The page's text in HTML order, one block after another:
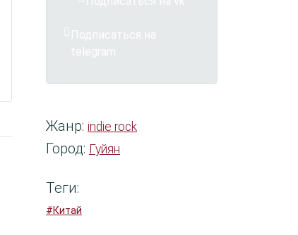
Подписаться на
telegram
Жанр: indie rock
Город: Гуйян
Теги:
#Китай